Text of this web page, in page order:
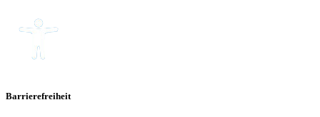
Barrierefreiheit